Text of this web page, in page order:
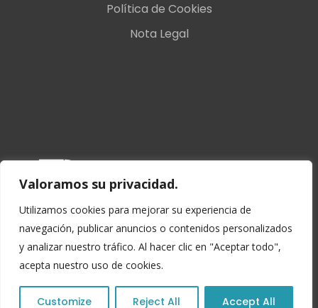
Valoramos su privacidad.
Utilizamos cookies para mejorar su experiencia de
navegación, publicar anuncios o contenidos personalizados
y analizar nuestro tráfico. Al hacer clic en "Aceptar todo",
acepta nuestro uso de cookies.
Customize Reject All Accept All
Política de Cookies
Nota Legal